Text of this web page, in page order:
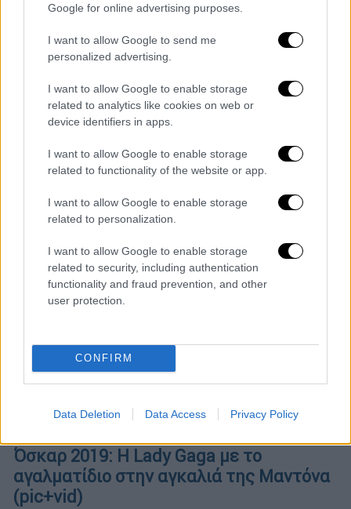
Google for online advertising purposes.
I want to allow Google to send me
personalized advertising.
I want to allow Google to enable storage
related to analytics like cookies on web or
device identifiers in apps.
I want to allow Google to enable storage
related to functionality of the website or app.
I want to allow Google to enable storage
related to personalization.
I want to allow Google to enable storage
related to security, including authentication
functionality and fraud prevention, and other
user protection.
CONFIRM
Data Deletion Data Access Privacy Policy
Σινεμά|06.04.2019 17:23
Όσκαρ Α' Γυναικείου Ρόλου στην Ολίβια
Κόλμαν για το «The Favourite» (vid)
Τα δάκρυα του Λάνθιμου μόλις η ταλαντούχα
ηθοποιός πήρε το Όσκαρ
Όσκαρ 2019: Η Lady Gaga με το
αγαλματίδιο στην αγκαλιά της Μαντόνα
(pic+vid)